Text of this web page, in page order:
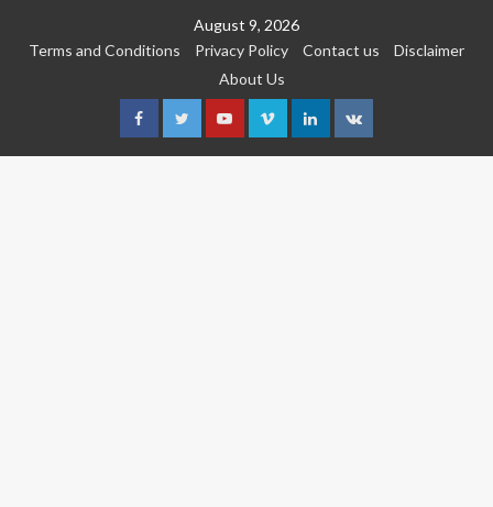
August 9, 2026
Terms and Conditions
Privacy Policy Contact us
Disclaimer
About Us
FacebookTwitterYoutubeVimeoLinkedin
VK